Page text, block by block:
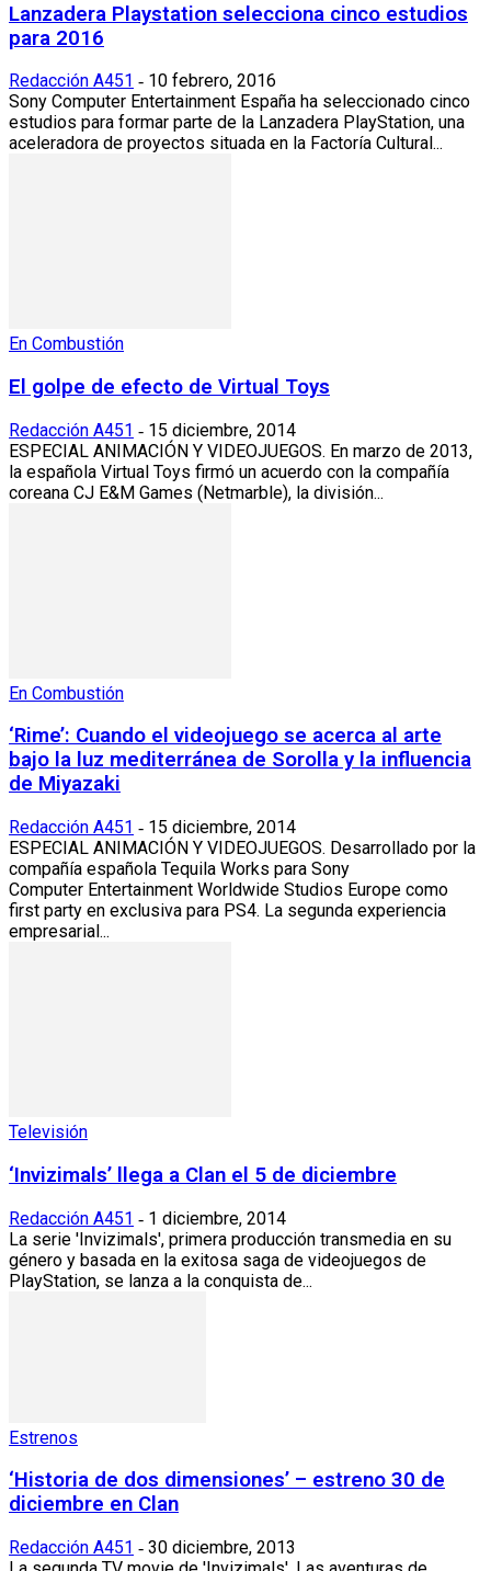
Lanzadera Playstation selecciona cinco estudios
para 2016
Redacción A451 - 10 febrero, 2016
Sony Computer Entertainment España ha seleccionado cinco
estudios para formar parte de la Lanzadera PlayStation, una
aceleradora de proyectos situada en la Factoría Cultural...
En Combustión
El golpe de efecto de Virtual Toys
Redacción A451 - 15 diciembre, 2014
ESPECIAL ANIMACIÓN Y VIDEOJUEGOS. En marzo de 2013,
la española Virtual Toys firmó un acuerdo con la compañía
coreana CJ E&M Games (Netmarble), la división...
En Combustión
‘Rime’: Cuando el videojuego se acerca al arte
bajo la luz mediterránea de Sorolla y la influencia
de Miyazaki
Redacción A451 - 15 diciembre, 2014
ESPECIAL ANIMACIÓN Y VIDEOJUEGOS. Desarrollado por la
compañía española Tequila Works para Sony
Computer Entertainment Worldwide Studios Europe como
first party en exclusiva para PS4. La segunda experiencia
empresarial...
Televisión
‘Invizimals’ llega a Clan el 5 de diciembre
Redacción A451 - 1 diciembre, 2014
La serie 'Invizimals', primera producción transmedia en su
género y basada en la exitosa saga de videojuegos de
PlayStation, se lanza a la conquista de...
Estrenos
‘Historia de dos dimensiones’ – estreno 30 de
diciembre en Clan
Redacción A451 - 30 diciembre, 2013